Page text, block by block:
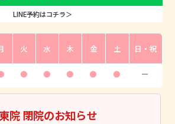
LINE予約はコチラ＞
火 水 木 金 土 日・祝
● ● ● ● ● ー
院 閉院のお知らせ